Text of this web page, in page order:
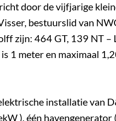
door de vijfjarige
bestuurslid van
zijn: 464 GT, 139 NT –
1 meter en maximaal
installatie van
), één